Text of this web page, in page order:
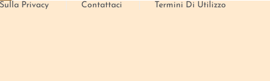
Privacy Contattaci Termini Di Utilizzo